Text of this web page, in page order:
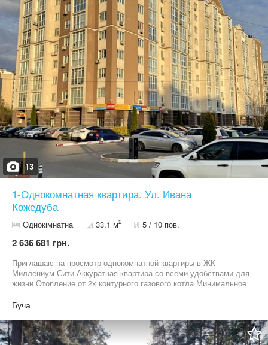
13
1-Однокомнатная квартира. Ул. Ивана
Кожедуба
Однокімнатна 33.1 м2 5 / 10 пов.
2 636 681 грн.
Приглашаю на просмотр однокомнатной квартиры в ЖК
Миллениум Сити Аккуратная квартира со всеми удобствами для
жизни Отопление от 2х контурного газового котла Минимальное
КОМИСИИ для моих покупателей
Буча